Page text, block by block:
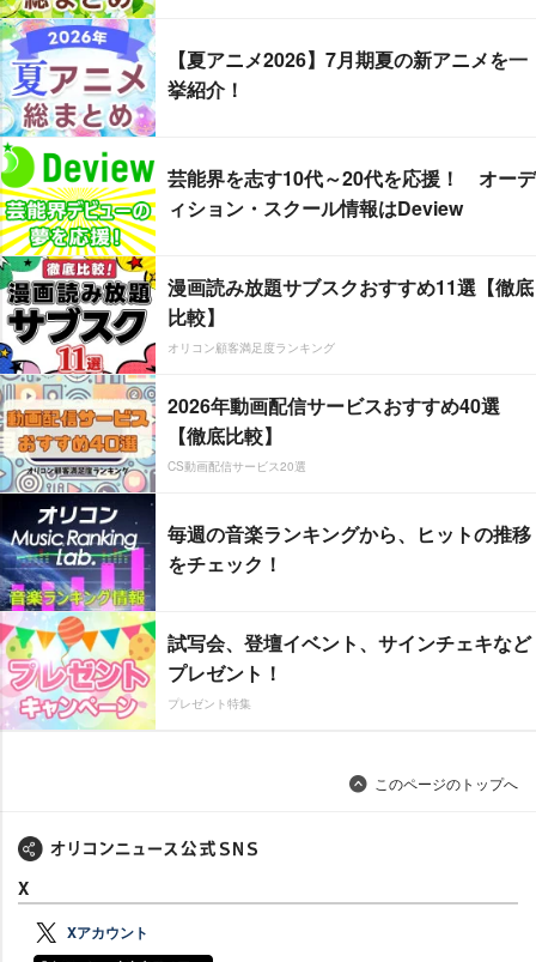
【夏アニメ2026】7月期夏の新アニメを一
挙紹介！
芸能界を志す10代～20代を応援！ オーデ
ィション・スクール情報はDeview
漫画読み放題サブスクおすすめ11選【徹底
比較】
オリコン顧客満足度ランキング
2026年動画配信サービスおすすめ40選
【徹底比較】
CS動画配信サービス20選
毎週の音楽ランキングから、ヒットの推移
をチェック！
試写会、登壇イベント、サインチェキなど
プレゼント！
プレゼント特集
このページのトップへ
X
Xアカウント